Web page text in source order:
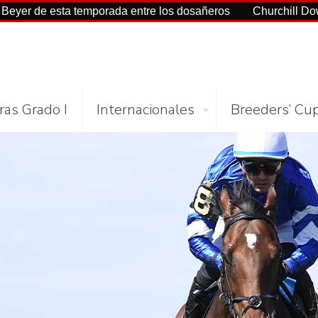
entre los dosañeros Churchill Downs y NYRA
Grado I Internacionales Breeders’